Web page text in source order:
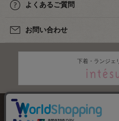
よくあるご質問
お問い合わせ
下着・ランジェ
株式会社オカダヤ